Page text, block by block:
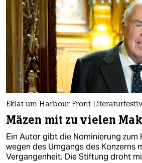
Eklat um Harbour Front
Mäzen mit zu vielen
Ein Autor gibt die Nominierung zum
wegen des Umgangs des Konzerns
Vergangenheit. Die Stiftung droht